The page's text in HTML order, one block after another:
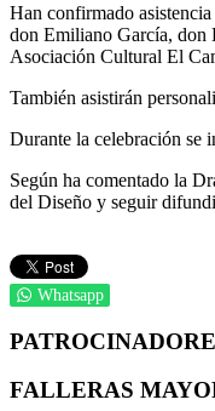
Han confirmado asistencia
don Emiliano García, don
Asociación Cultural El
También asistirán
Durante la celebración se
Según ha comentado la
del Diseño y seguir
Whatsapp
FALLERAS